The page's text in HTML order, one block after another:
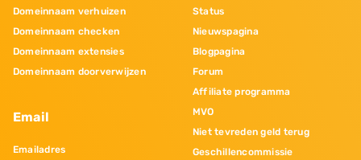
Domeinnaam verhuizen
Domeinnaam checken
Domeinnaam extensies
Domeinnaam doorverwijzen
Email
Emailadres
Status
Nieuwspagina
Blogpagina
Forum
Affiliate programma
MVO
Niet tevreden geld terug
Geschillencommissie